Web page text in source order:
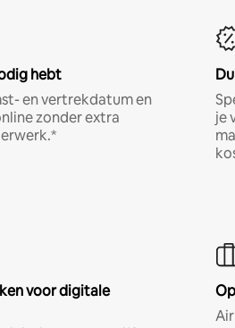
hebt
en vertrekdatum en
zonder extra
je
voor digitale